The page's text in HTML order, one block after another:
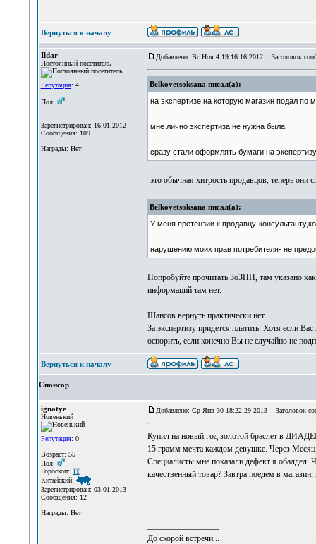
Вернуться к началу
Ildar
Постоянный посетитель
Репутация: 4
Пол:
Зарегистрирован: 16.01.2012
Сообщения: 109
Награды: Нет
Добавлено: Вс Ноя 4 19:16:16 2012 Заголовок
Belkovetsoksana писал(а):
на экспертизе,на которую магазин подал по
мне лично экспертиза не нужна была
сразу стали оформлять бумаги на
-это обычная хитрость продавцов, теперь они
Belkovetsoksana писал(а):
У меня претензии к продавцу-
нарушению моих прав потребителя- не
Попробуйте прочитать ЗоЗПП, там указано
информаций там нет.
Шансов вернуть практически нет.
За экспертизу придется платить. Хотя если
оспорить, если конечно Вы не случайно не
Вернуться к началу
Спонсор
ignatye
Новенький
Репутация: 0
Возраст: 55
Пол:
Гороскоп:
Китайский:
Зарегистрирован: 03.01.2013
Сообщения: 12
Награды: Нет
Добавлено: Ср Янв 30 18:22:29 2013 Заголовок
Купил на новый год золотой браслет в
15 грамм мечта каждом девушке. Через Месяц
Специалисты мне показали дефект я обалдел.
качественный товар? Завтра поедем в
До скорой встречи...